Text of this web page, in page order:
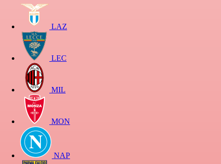
LAZ
LEC
MIL
MON
NAP